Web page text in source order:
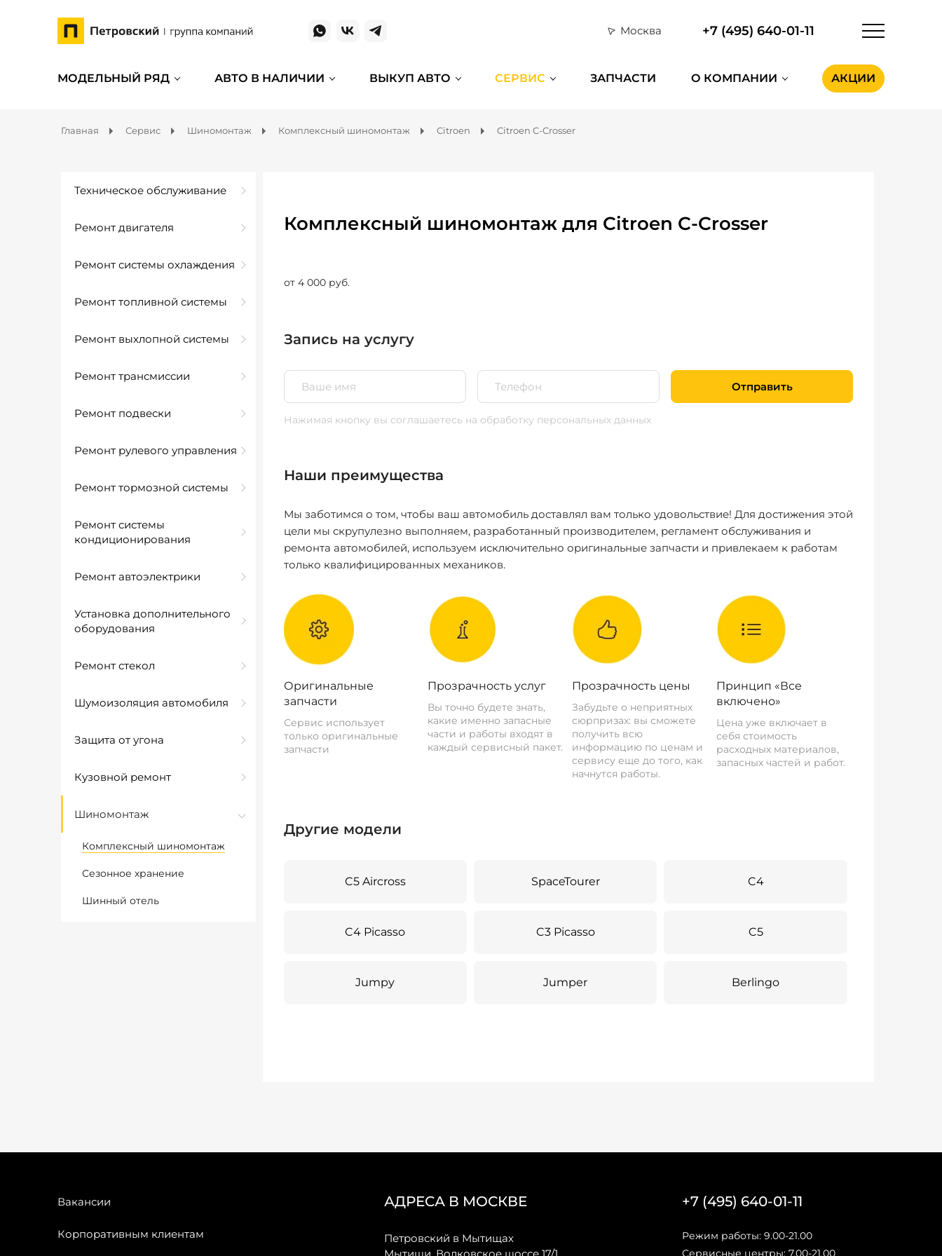
Москва +7 (495) 640-01-11
МОДЕЛЬНЫЙ РЯД АВТО В НАЛИЧИИ ВЫКУП АВТО СЕРВИС ЗАПЧАСТИ О КОМПАНИИ АКЦИИ
Главная Сервис Шиномонтаж Комплексный шиномонтаж Citroen Citroen C-Crosser
Техническое обслуживание
Ремонт двигателя
Ремонт системы охлаждения
Ремонт топливной системы
Ремонт выхлопной системы
Ремонт трансмиссии
Ремонт подвески
Ремонт рулевого управления
Ремонт тормозной системы
Ремонт системы
кондиционирования
Ремонт автоэлектрики
Установка дополнительного
оборудования
Ремонт стекол
Шумоизоляция автомобиля
Защита от угона
Кузовной ремонт
Шиномонтаж
Комплексный шиномонтаж
Сезонное хранение
Шинный отель
Комплексный шиномонтаж для Citroen C-Crosser
от 4 000 руб.
Запись на услугу
Отправить
Нажимая кнопку вы соглашаетесь на обработку персональных данных
Наши преимущества
Мы заботимся о том, чтобы ваш автомобиль доставлял вам только удовольствие! Для достижения этой
цели мы скрупулезно выполняем, разработанный производителем, регламент обслуживания и
ремонта автомобилей, используем исключительно оригинальные запчасти и привлекаем к работам
только квалифицированных механиков.
Оригинальные
запчасти
Сервис использует
только оригинальные
запчасти
Прозрачность услуг
Вы точно будете знать,
какие именно запасные
части и работы входят в
каждый сервисный пакет.
Прозрачность цены
Забудьте о неприятных
сюрпризах: вы сможете
получить всю
информацию по ценам и
сервису еще до того, как
начнутся работы.
Принцип «Все
включено»
Цена уже включает в
себя стоимость
расходных материалов,
запасных частей и работ.
Другие модели
C5 Aircross SpaceTourer C4
C4 Picasso C3 Picasso C5
Jumpy Jumper Berlingo
Вакансии
Корпоративным клиентам
АДРЕСА В МОСКВЕ
Петровский в Мытищах
+7 (495) 640-01-11
Режим работы: 9.00-21.00
Сервисные центры: 7.00-21.00